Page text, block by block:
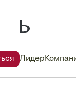
Лидер